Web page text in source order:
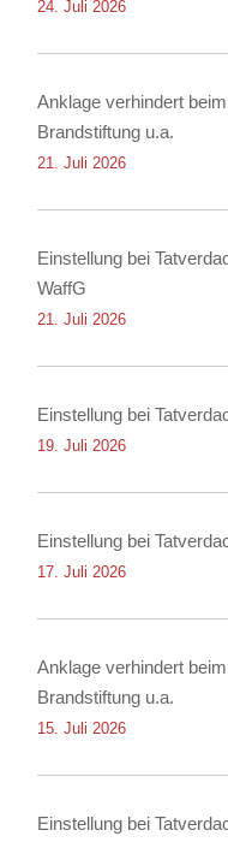
24. Juli 2026
Anklage verhindert
Brandstiftung u.a.
21. Juli 2026
Einstellung bei
WaffG
21. Juli 2026
Einstellung bei
19. Juli 2026
Einstellung bei
17. Juli 2026
Anklage verhindert
Brandstiftung u.a.
15. Juli 2026
Einstellung bei